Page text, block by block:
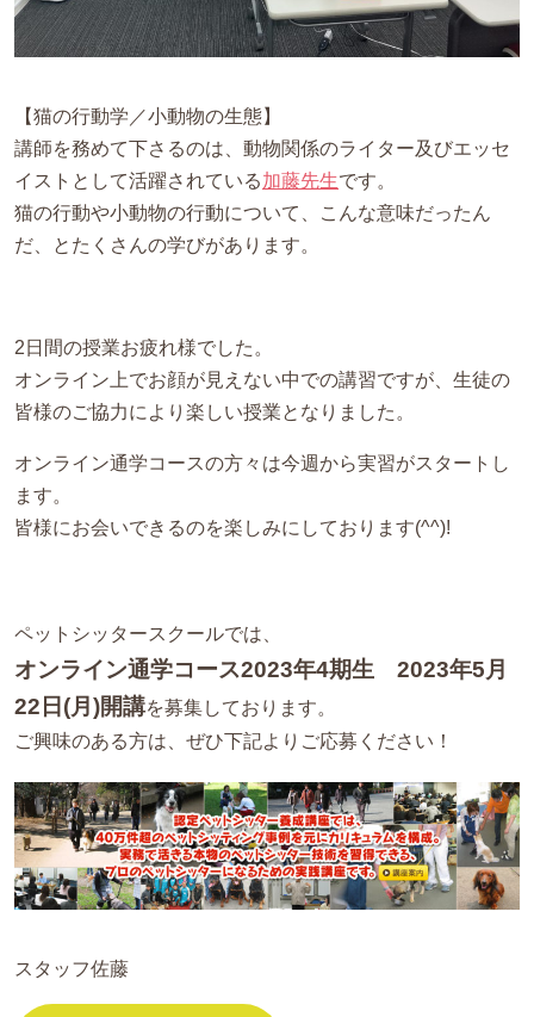
【猫の行動学／小動物の生態】
講師を務めて下さるのは、動物関係のライター及びエッセ
イストとして活躍されている加藤先生です。
猫の行動や小動物の行動について、こんな意味だったん
だ、とたくさんの学びがあります。
2日間の授業お疲れ様でした。
オンライン上でお顔が見えない中での講習ですが、生徒の
皆様のご協力により楽しい授業となりました。
オンライン通学コースの方々は今週から実習がスタートし
ます。
皆様にお会いできるのを楽しみにしております(^^)!
ペットシッタースクールでは、
オンライン通学コース2023年4期生 2023年5月
22日(月)開講を募集しております。
ご興味のある方は、ぜひ下記よりご応募ください！
スタッフ佐藤